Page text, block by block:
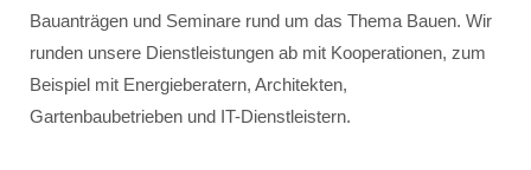
Bauanträgen und Seminare rund um das Thema Bauen. Wir
runden unsere Dienstleistungen ab mit Kooperationen, zum
Beispiel mit Energieberatern, Architekten,
Gartenbaubetrieben und IT-Dienstleistern.